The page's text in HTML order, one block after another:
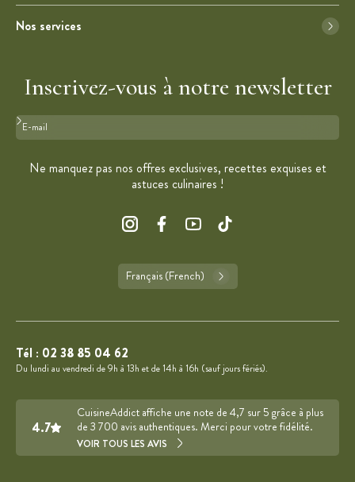
Nos services
Inscrivez-vous à notre newsletter
Format : adresse@email.com
Ne manquez pas nos offres exclusives, recettes exquises et
astuces culinaires !
Français (French)
Tél : 02 38 85 04 62
Du lundi au vendredi de 9h à 13h et de 14h à 16h (sauf jours fériés).
4.7
CuisineAddict affiche une note de 4,7 sur 5 grâce à plus
de 3 700 avis authentiques. Merci pour votre fidélité.
VOIR TOUS LES AVIS